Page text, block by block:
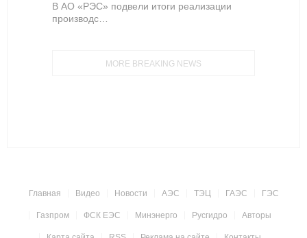
В АО «РЭС» подвели итоги реализации
производс…
MORE BREAKING NEWS
Главная Видео Новости АЭС ТЭЦ ГАЭС ГЭС
Газпром ФСК ЕЭС Минэнерго Русгидро Авторы